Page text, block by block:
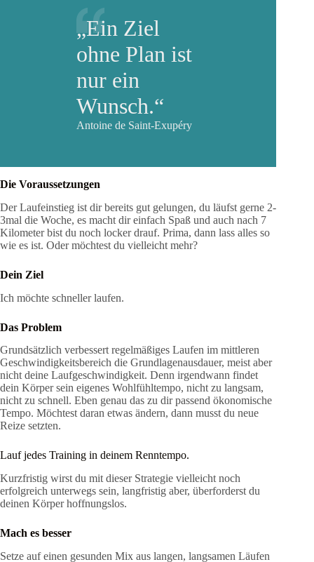
„Ein Ziel
ohne Plan ist
nur ein
Wunsch.“
Antoine de Saint-Exupéry
Die Voraussetzungen
Der Laufeinstieg ist dir bereits gut gelungen, du läufst gerne 2-
3mal die Woche, es macht dir einfach Spaß und auch nach 7
Kilometer bist du noch locker drauf. Prima, dann lass alles so
wie es ist. Oder möchtest du vielleicht mehr?
Dein Ziel
Ich möchte schneller laufen.
Das Problem
Grundsätzlich verbessert regelmäßiges Laufen im mittleren
Geschwindigkeitsbereich die Grundlagenausdauer, meist aber
nicht deine Laufgeschwindigkeit. Denn irgendwann findet
dein Körper sein eigenes Wohlfühltempo, nicht zu langsam,
nicht zu schnell. Eben genau das zu dir passend ökonomische
Tempo. Möchtest daran etwas ändern, dann musst du neue
Reize setzten.
Lauf jedes Training in deinem Renntempo.
Kurzfristig wirst du mit dieser Strategie vielleicht noch
erfolgreich unterwegs sein, langfristig aber, überforderst du
deinen Körper hoffnungslos.
Mach es besser
Setze auf einen gesunden Mix aus langen, langsamen Läufen